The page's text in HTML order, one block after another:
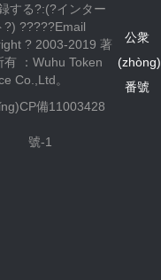
する?:(?インター
?) ?????Email
? 2003-2019 著
有 ：Wuhu Token
Co.,Ltd。
備11003428
號-1
公衆
(zhòng)
番號